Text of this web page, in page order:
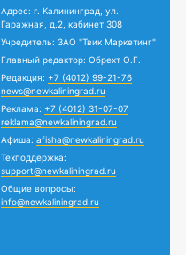
Адрес: г. Калининград, ул.
Гаражная, д.2, кабинет 308
Учредитель: ЗАО "Твик Маркетинг"
Главный редактор: Обрехт О.Г.
Редакция: +7 (4012) 99-21-76
news@newkaliningrad.ru
Реклама: +7 (4012) 31-07-07
reklama@newkaliningrad.ru
Афиша: afisha@newkaliningrad.ru
Техподдержка:
support@newkaliningrad.ru
Общие вопросы:
info@newkaliningrad.ru